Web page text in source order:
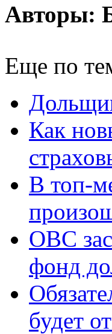
Авторы:
Еще по
Как
В топ-
ОВС
фонд
будет